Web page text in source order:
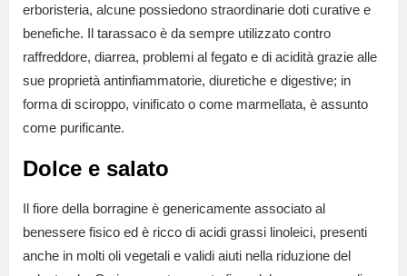
erboristeria, alcune possiedono straordinarie doti curative e
benefiche. Il tarassaco è da sempre utilizzato contro
raffreddore, diarrea, problemi al fegato e di acidità grazie alle
sue proprietà antinfiammatorie, diuretiche e digestive; in
forma di sciroppo, vinificato o come marmellata, è assunto
come purificante.
Dolce e salato
Il fiore della borragine è genericamente associato al
benessere fisico ed è ricco di acidi grassi linoleici, presenti
anche in molti oli vegetali e validi aiuti nella riduzione del